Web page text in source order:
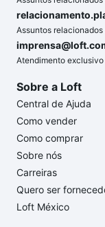
Assuntos
Atendimento
Sobre a Loft
Central de Ajuda
Como vender
Como comprar
Sobre nós
Carreiras
Quero ser
Loft México